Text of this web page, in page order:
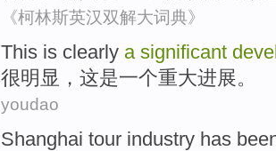
《柯林斯英汉双解大词典》
This is clearly a significant
很明显 ， 这是一个重大进展。
youdao
Shanghai tour industry has